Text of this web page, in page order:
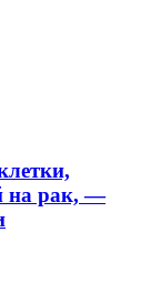
на рак, —